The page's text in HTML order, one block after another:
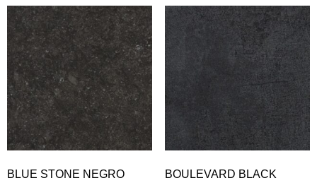
BLUE STONE NEGRO BOULEVARD BLACK